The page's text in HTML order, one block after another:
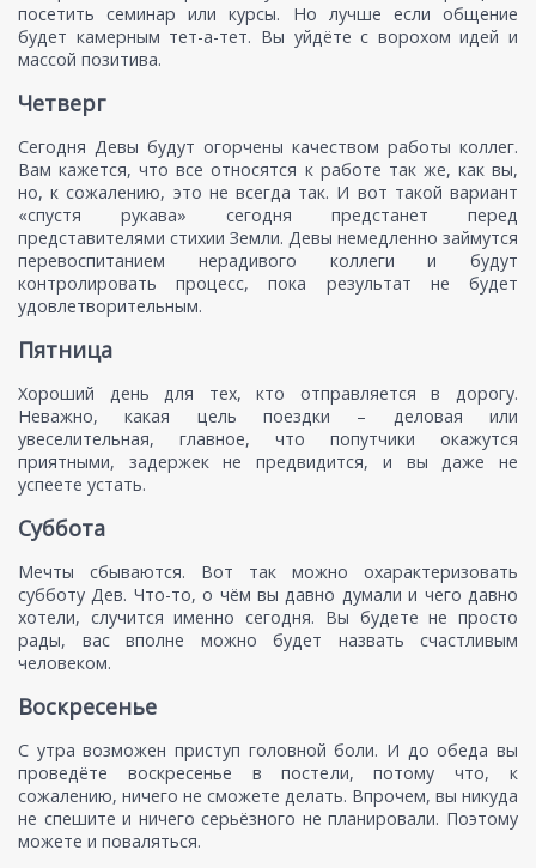
посетить семинар или курсы. Но лучше если общение
будет камерным тет-а-тет. Вы уйдёте с ворохом идей и
массой позитива.
Четверг
Сегодня Девы будут огорчены качеством работы коллег.
Вам кажется, что все относятся к работе так же, как вы,
но, к сожалению, это не всегда так. И вот такой вариант
«спустя рукава» сегодня предстанет перед
представителями стихии Земли. Девы немедленно займутся
перевоспитанием нерадивого коллеги и будут
контролировать процесс, пока результат не будет
удовлетворительным.
Пятница
Хороший день для тех, кто отправляется в дорогу.
Неважно, какая цель поездки – деловая или
увеселительная, главное, что попутчики окажутся
приятными, задержек не предвидится, и вы даже не
успеете устать.
Суббота
Мечты сбываются. Вот так можно охарактеризовать
субботу Дев. Что-то, о чём вы давно думали и чего давно
хотели, случится именно сегодня. Вы будете не просто
рады, вас вполне можно будет назвать счастливым
человеком.
Воскресенье
С утра возможен приступ головной боли. И до обеда вы
проведёте воскресенье в постели, потому что, к
сожалению, ничего не сможете делать. Впрочем, вы никуда
не спешите и ничего серьёзного не планировали. Поэтому
можете и поваляться.